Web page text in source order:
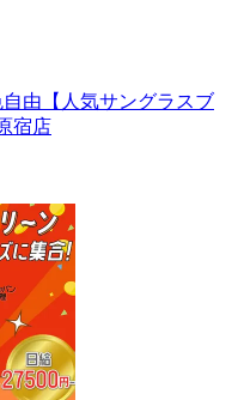
由【人気サングラスブ
宿店